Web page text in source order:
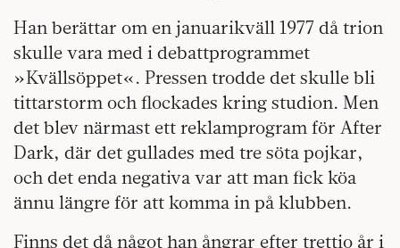
Han berättar om en januarikväll 1977 då trion
skulle vara med i debattprogrammet
»Kvällsöppet«. Pressen trodde det skulle bli
tittarstorm och flockades kring studion. Men
det blev närmast ett reklamprogram för After
Dark, där det gullades med tre söta pojkar,
och det enda negativa var att man fick köa
ännu längre för att komma in på klubben.
Finns det då något han ångrar efter trettio år i